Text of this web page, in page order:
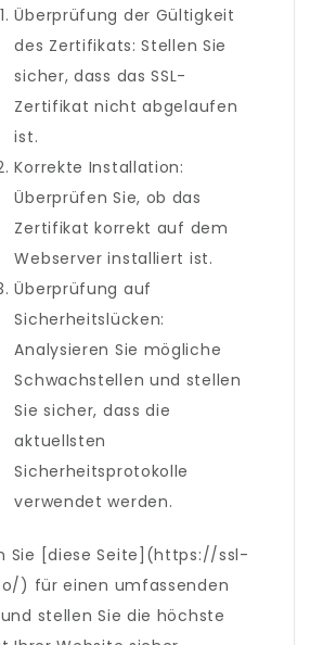
Überprüfung der Gültigkeit
des Zertifikats: Stellen Sie
sicher, dass das SSL-
Zertifikat nicht abgelaufen
ist.
Korrekte Installation:
Überprüfen Sie, ob das
Zertifikat korrekt auf dem
Webserver installiert ist.
Überprüfung auf
Sicherheitslücken:
Analysieren Sie mögliche
Schwachstellen und stellen
Sie sicher, dass die
aktuellsten
Sicherheitsprotokolle
verwendet werden.
Sie [diese Seite](https://ssl-
) für einen umfassenden
stellen Sie die höchste